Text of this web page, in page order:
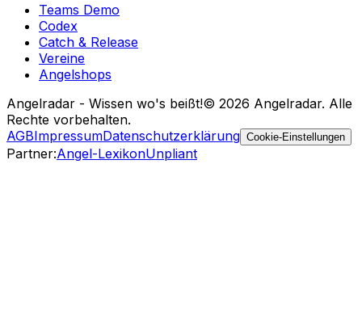
Teams Demo
Codex
Catch & Release
Vereine
Angelshops
Angelradar - Wissen wo's beißt!© 2026 Angelradar. Alle
Rechte vorbehalten.
AGBImpressumDatenschutzerklärung Cookie-Einstellungen
Partner:Angel-LexikonUnpliant